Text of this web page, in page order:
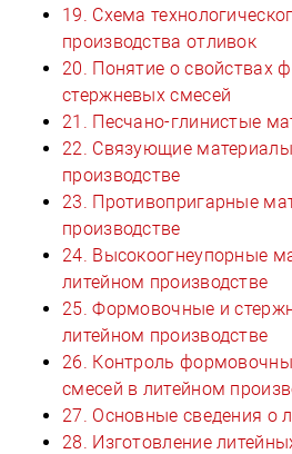
19. Схема
производства отливок
20. Понятие о свойствах
стержневых смесей
21. Песчано-глинистые
22. Связующие
производстве
23. Противопригарные
производстве
24. Высокоогнеупорные
литейном производстве
25. Формовочные и
литейном производстве
26. Контроль
смесей в литейном
27. Основные сведения о
28. Изготовление